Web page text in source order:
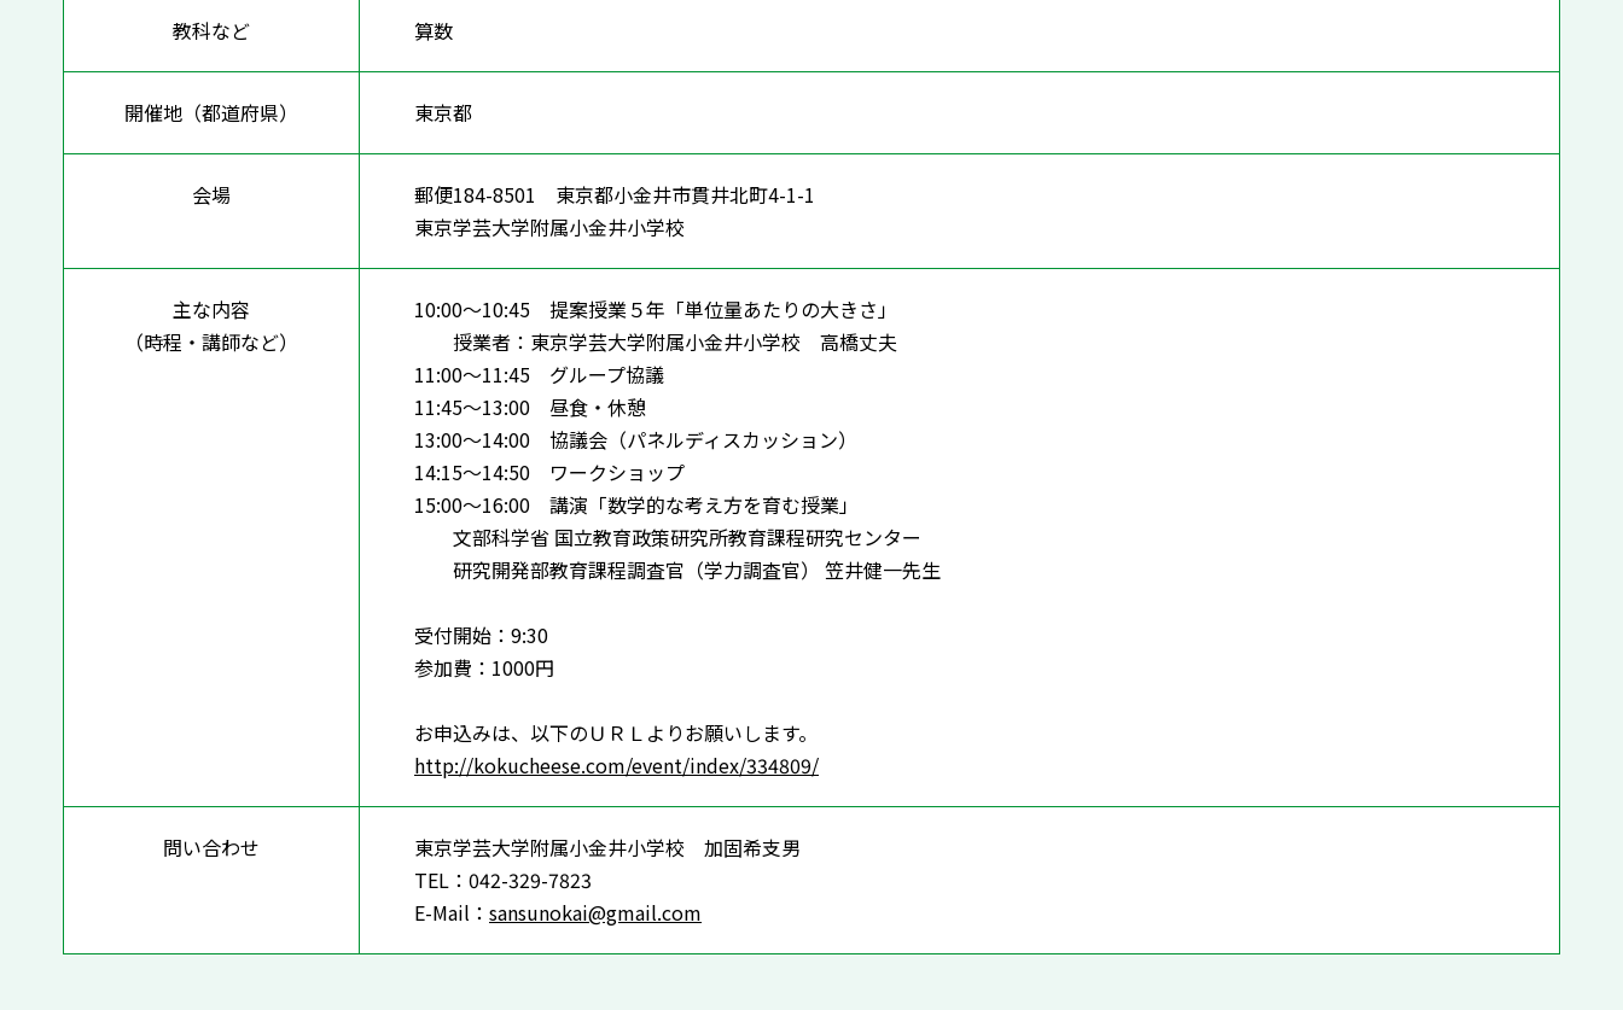
教科など 算数
開催地（都道府県） 東京都
会場
郵便184-8501 東京都小金井市貫井北町4-1-1
東京学芸大学附属小金井小学校
主な内容
（時程・講師など）
10:00～10:45 提案授業５年「単位量あたりの大きさ」
授業者：東京学芸大学附属小金井小学校 高橋丈夫
11:00～11:45 グループ協議
11:45～13:00 昼食・休憩
13:00～14:00 協議会（パネルディスカッション）
14:15～14:50 ワークショップ
15:00～16:00 講演「数学的な考え方を育む授業」
文部科学省 国立教育政策研究所教育課程研究センター
研究開発部教育課程調査官（学力調査官） 笠井健一先生
受付開始：9:30
参加費：1000円
お申込みは、以下のＵＲＬよりお願いします。
http://kokucheese.com/event/index/334809/
問い合わせ
東京学芸大学附属小金井小学校 加固希支男
TEL：042-329-7823
E-Mail： sansunokai@gmail.com